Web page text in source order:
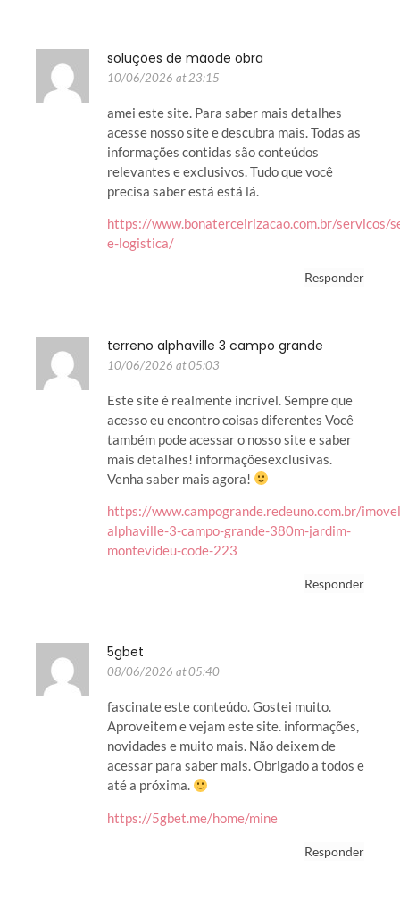
soluções de mãode obra
10/06/2026 at 23:15
amei este site. Para saber mais detalhes
acesse nosso site e descubra mais. Todas as
informações contidas são conteúdos
relevantes e exclusivos. Tudo que você
precisa saber está está lá.
https://www.bonaterceirizacao.com.br/servicos/
e-logistica/
Responder
terreno alphaville 3 campo grande
10/06/2026 at 05:03
Este site é realmente incrível. Sempre que
acesso eu encontro coisas diferentes Você
também pode acessar o nosso site e saber
mais detalhes! informaçõesexclusivas.
Venha saber mais agora!
https://www.campogrande.redeuno.com.br/
alphaville-3-campo-grande-380m-jardim-
montevideu-code-223
Responder
5gbet
08/06/2026 at 05:40
fascinate este conteúdo. Gostei muito.
Aproveitem e vejam este site. informações,
novidades e muito mais. Não deixem de
acessar para saber mais. Obrigado a todos e
até a próxima.
https://5gbet.me/home/mine
Responder